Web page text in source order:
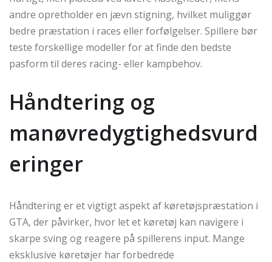
andre opretholder en jævn stigning, hvilket muliggør
bedre præstation i races eller forfølgelser. Spillere bør
teste forskellige modeller for at finde den bedste
pasform til deres racing- eller kampbehov.
Håndtering og
manøvredygtighedsvurd
eringer
Håndtering er et vigtigt aspekt af køretøjspræstation i
GTA, der påvirker, hvor let et køretøj kan navigere i
skarpe sving og reagere på spillerens input. Mange
eksklusive køretøjer har forbedrede